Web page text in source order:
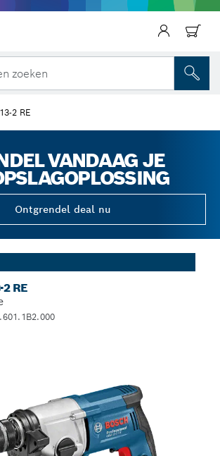
zoeken
2 RE
VANDAAG JE
Ontgrendel deal nu
RE